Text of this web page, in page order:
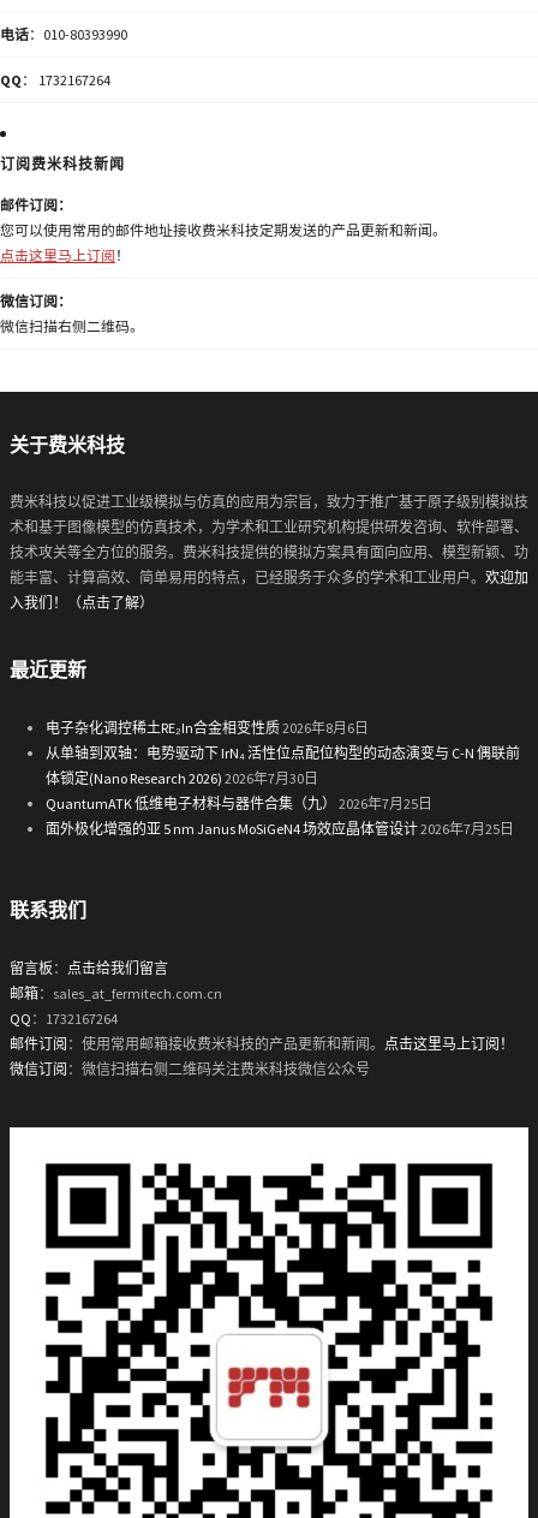
电话：010-80393990
QQ ： 1732167264
订阅费米科技新闻
邮件订阅：
您可以使用常用的邮件地址接收费米科技定期发送的产品更新和新闻。
点击这里马上订阅 ！
微信订阅：
微信扫描右侧二维码。
关于费米科技
费米科技以促进工业级模拟与仿真的应用为宗旨，致力于推广基于原子级别模拟技
术和基于图像模型的仿真技术，为学术和工业研究机构提供研发咨询、软件部署、
技术攻关等全方位的服务。费米科技提供的模拟方案具有面向应用、模型新颖、功
能丰富、计算高效、简单易用的特点，已经服务于众多的学术和工业用户。 欢迎加
入我们！（点击了解）
最近更新
电子杂化调控稀土RE₂In合金相变性质2026年8月6日
从单轴到双轴：电势驱动下 IrN₄ 活性位点配位构型的动态演变与 C-N 偶联前
体锁定(Nano Research 2026) 2026年7月30日
QuantumATK 低维电子材料与器件合集（九）
2026年7月25日
面外极化增强的亚 5 nm Janus MoSiGeN4 场效应晶体管设计2026年7月25日
联系我们
留言板 ： 点击给我们留言
邮箱：sales_at_fermitech.com.cn
QQ ：1732167264
邮件订阅 ：使用常用邮箱接收费米科技的产品更新和新闻。 点击这里马上订阅！
微信订阅 ：微信扫描右侧二维码关注费米科技微信公众号